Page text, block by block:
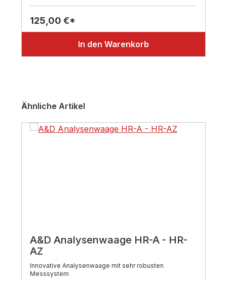
125,00 €*
In den Warenkorb
Produktgalerie überspringen
Ähnliche Artikel
A&D Analysenwaage HR-A - HR-
AZ
Innovative Analysenwaage mit sehr robusten
Messsystem